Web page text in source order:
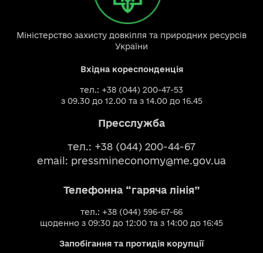
Міністерство захисту довкілля та природних ресурсів
України
Вхідна кореспонденція
тел.: +38 (044) 200-47-53
з 09.30 до 12.00 та з 14.00 до 16.45
Пресслужба
тел.: +38 (044) 200-44-67
email: pressmineconomy@me.gov.ua
Телефонна “гаряча лінія”
тел.: +38 (044) 596-67-66
щоденно з 09:30 до 12:00 та з 14:00 до 16:45
Запобігання та протидія корупції